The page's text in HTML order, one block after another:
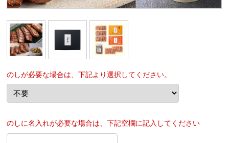
のしが必要な場合は、下記より選択してください。
のしに名入れが必要な場合は、下記空欄に記入してください